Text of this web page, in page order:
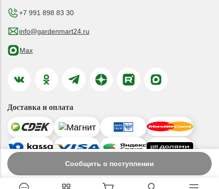
Сообщить о поступлении
+7 991 898 83 30
info@gardenmart24.ru
Max
Доставка и оплата
© 2019-2026 ООО «ГАРДЕНМАРТ24»